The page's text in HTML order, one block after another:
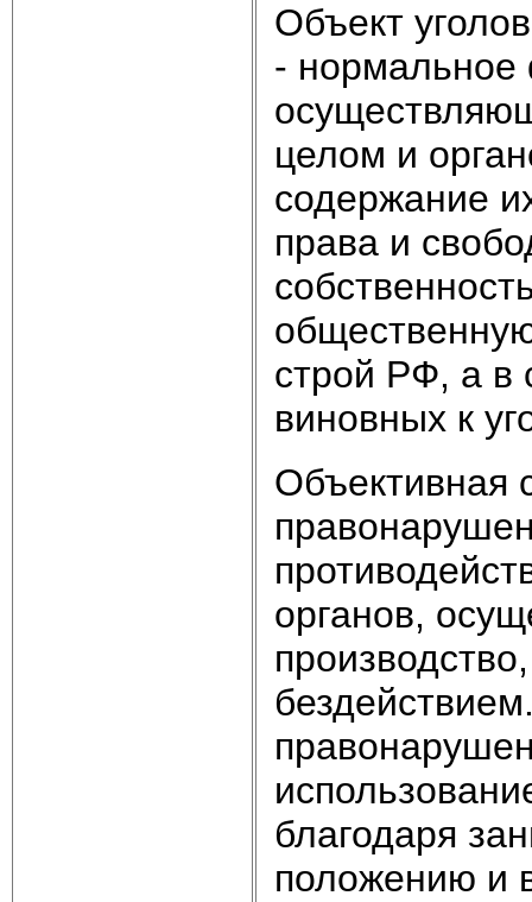
Объект
- нормальное
целом и
содержание
права и
строй РФ, а в
виновных к
Объективная
органов,
благодаря
положению и